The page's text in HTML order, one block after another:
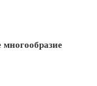
многообразие